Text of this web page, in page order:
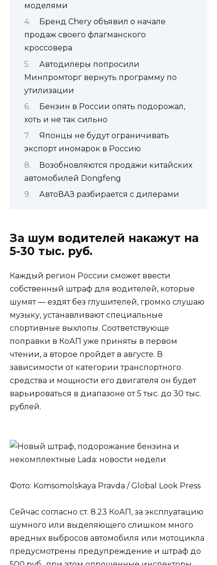
моделями
Бренд Chery объявил о начале
продаж своего флагманского
кроссовера
Автодилеры попросили
Минпромторг вернуть программу по
утилизации
Бензин в России опять подорожал,
хоть и не так сильно
Японцы не будут ограничивать
экспорт иномарок в Россию
Возобновляются продажи китайских
автомобилей Dongfeng
АвтоВАЗ разбирается с дилерами
За шум водителей накажут на
5-30 тыс. руб.
Каждый регион России сможет ввести
собственный штраф для водителей, которые
шумят — ездят без глушителей, громко слушаю
музыку, устанавливают специальные
спортивные выхлопы. Соответствующе
поправки в КоАП уже приняты в первом
чтении, а второе пройдет в августе. В
зависимости от категории транспортного
средства и мощности его двигателя он будет
варьироваться в диапазоне от 5 тыс. до 30 тыс.
рублей.
Фото: Komsomolskaya Pravda / Global Look Press
Сейчас согласно ст. 8.23 КоАП, за эксплуатацию
шумного или выделяющего слишком много
вредных выбросов автомобиля или мотоцикла
предусмотрены предупреждение и штраф до